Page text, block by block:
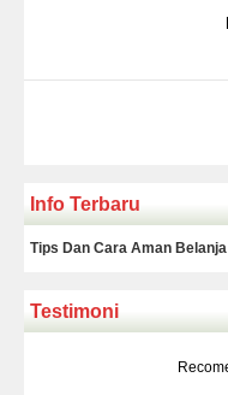
Rp
Info Terbaru
Tips Dan Cara Aman
Testimoni